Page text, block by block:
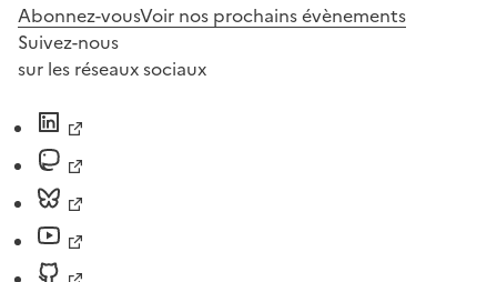
Abonnez-vousVoir nos prochains évènements
Suivez-nous
sur les réseaux sociaux